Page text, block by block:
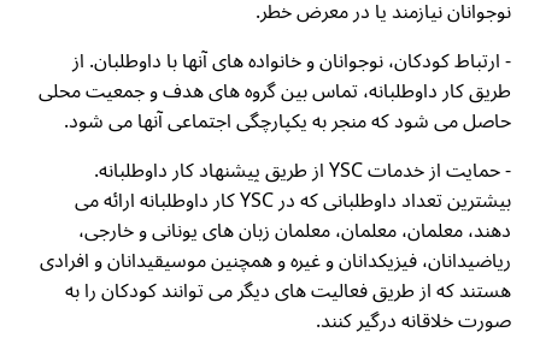
نوجوانان نیازمند یا در معرض خطر.
- ارتباط کودکان، نوجوانان و خانواده های آنها با داوطلبان. از
طریق کار داوطلبانه، تماس بین گروه های هدف و جمعیت محلی
حاصل می شود که منجر به یکپارچگی اجتماعی آنها می شود.
- حمایت از خدمات YSC از طریق پیشنهاد کار داوطلبانه.
بیشترین تعداد داوطلبانی که در YSC کار داوطلبانه ارائه می
دهند، معلمان، معلمان، معلمان زبان های یونانی و خارجی،
ریاضیدانان، فیزیکدانان و غیره و همچنین موسیقیدانان و افرادی
هستند که از طریق فعالیت های دیگر می توانند کودکان را به
صورت خلاقانه درگیر کنند.